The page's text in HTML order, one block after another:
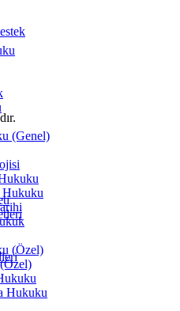
(Genel)
(Özel)
Hukuku